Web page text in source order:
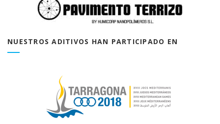
NUESTROS ADITIVOS HAN PARTICIPADO EN